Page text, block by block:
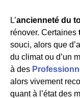
L’ancienneté du
rénover. Certaines
souci, alors que
du climat ou d’un
à des
alors vivement
quant à l’état des